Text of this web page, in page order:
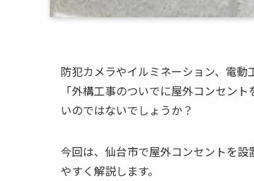
防犯カメラやイルミネーション、電動
「外構工事のついでに屋外コンセン
いのではないでしょうか？
今回は、仙台市で屋外コンセントを
やすく解説します。